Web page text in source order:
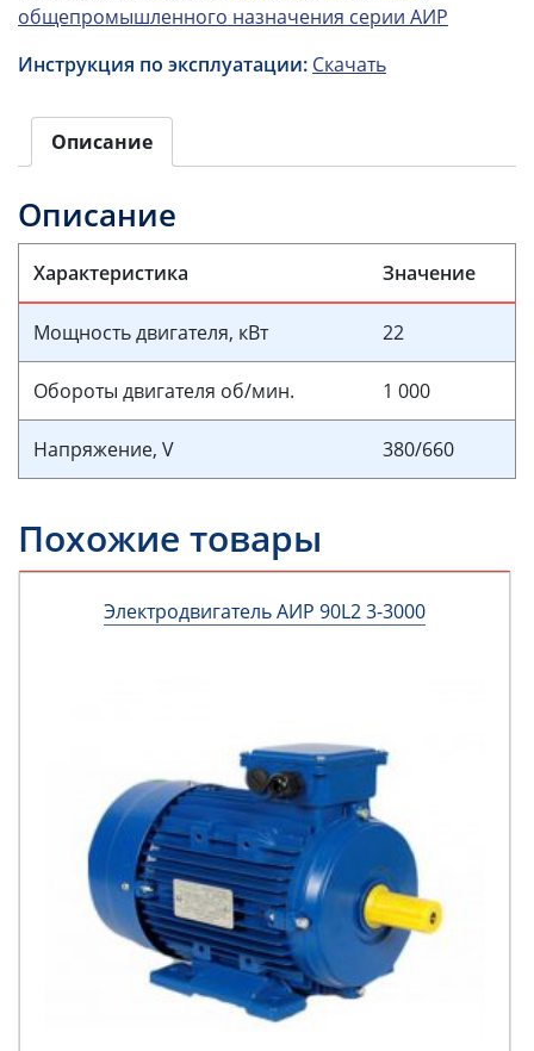
общепромышленного назначения серии АИР
Инструкция по эксплуатации: Скачать
Описание
Описание
Характеристика Значение
Мощность двигателя, кВт 22
Обороты двигателя об/мин. 1 000
Напряжение, V 380/660
Похожие товары
Электродвигатель АИР 90L2 3-3000